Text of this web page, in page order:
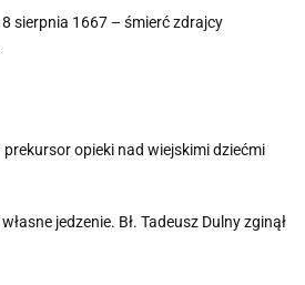
sierpnia 1667 – śmierć zdrajcy
prekursor opieki nad wiejskimi dziećmi
jedzenie. Bł. Tadeusz Dulny zginął